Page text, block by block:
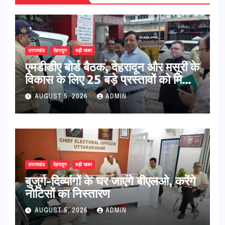
उत्तराखंड देहरादून बड़ी खबर
एमडीडीए बोर्ड बैठक, देहरादून और मसूरी के
विकास के लिए 25 बड़े प्रस्तावों को मिली
हरी झंडी
AUGUST 5, 2026 ADMIN
उत्तराखंड देहरादून बड़ी खबर
बुजुर्ग-दिव्यांगों के घर जाएंगे बीएलओ, करेंगे
नोटिसों का निस्तारण
AUGUST 5, 2026 ADMIN